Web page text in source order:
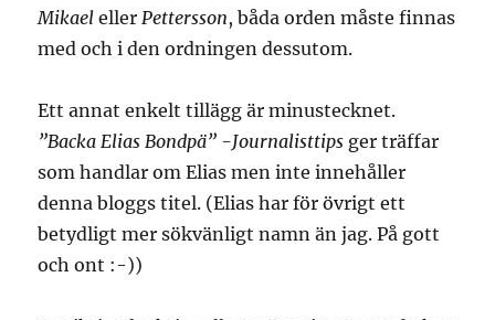
Mikael ellerPettersson, båda orden måste finnas
med och i den ordningen dessutom.
Ett annat enkelt tillägg är minustecknet.
”Backa Elias Bondpä” -Journalisttips ger träffar
som handlar om Elias men inte innehåller
denna bloggs titel. (Elias har för övrigt ett
betydligt mer sökvänligt namn än jag. På gott
och ont :-))